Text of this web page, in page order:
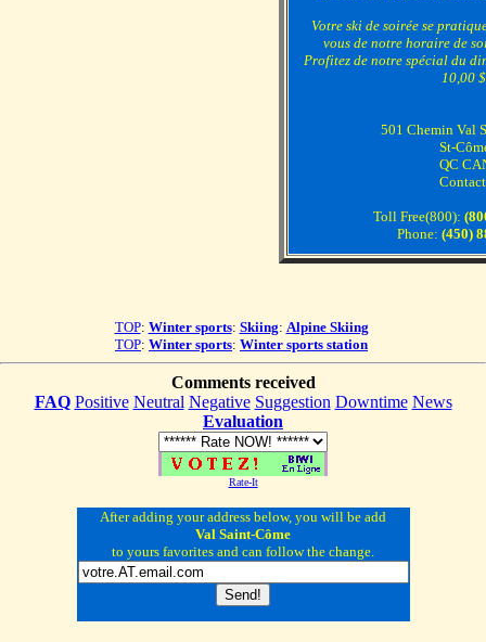
Votre ski de soirée se
vous de notre horaire de
Profitez de notre spécial du
10,00
501 Chemin Val
St-
QC
Toll Free(800):
Phone: (450)
TOP: Winter sports: Skiing: Alpine Skiing
TOP: Winter sports: Winter sports station
Comments received
FAQ Positive Neutral Negative Suggestion Downtime News
Evaluation
Rate-It
After adding your address below, you will be add
Val Saint-Côme
to yours favorites and can follow the change.